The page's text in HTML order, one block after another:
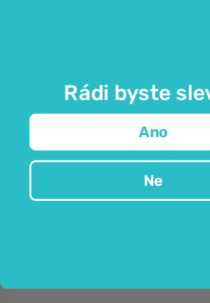
Draslík je řazen mezi
funkcí a hrají roli v hydrataci, což je
tehdy, když se potíme, protože je pro
se z těla vylučují pocením.
Tento pozoruhodný minerál plní také
Rádi byste
Ano
Ne